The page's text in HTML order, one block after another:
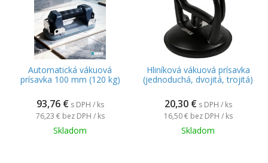
Automatická vákuová
prísavka 100 mm (120 kg)
93,76 € s DPH / ks
76,23 € bez DPH / ks
Skladom
Hliníková vákuová prísavka
(jednoduchá, dvojitá, trojitá)
20,30 € s DPH / ks
16,50 € bez DPH / ks
Skladom